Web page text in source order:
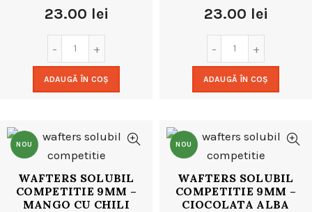
23.00 lei
ADAUGĂ ÎN COȘ
23.00 lei
ADAUGĂ ÎN COȘ
NOU
WAFTERS SOLUBIL
COMPETITIE 9MM –
MANGO CU CHILI
NOU
WAFTERS SOLUBIL
COMPETITIE 9MM –
CIOCOLATA ALBA